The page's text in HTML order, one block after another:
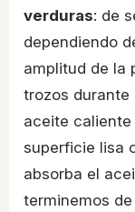
verduras: de
dependiendo
amplitud de la
trozos durante
aceite caliente
superficie lisa
absorba el
terminemos